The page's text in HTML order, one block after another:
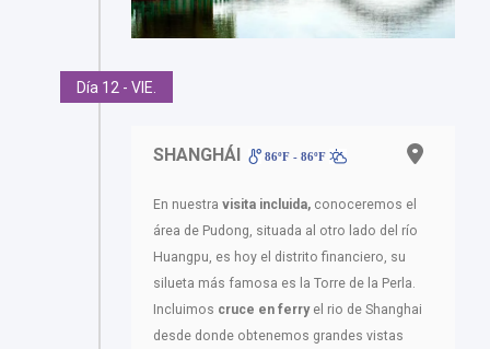
Día 12 - VIE.
SHANGHÁI 86ºF - 86ºF
En nuestra visita incluida, conoceremos el
área de Pudong, situada al otro lado del río
Huangpu, es hoy el distrito financiero, su
silueta más famosa es la Torre de la Perla.
Incluimos cruce en ferry el rio de Shanghai
desde donde obtenemos grandes vistas